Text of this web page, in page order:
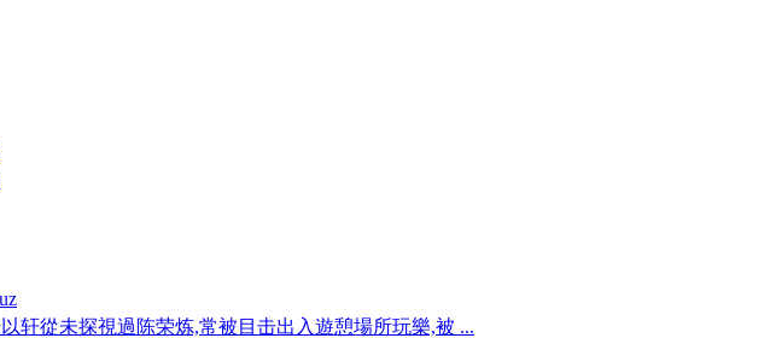
轩從未探視過陈荣炼,常被目击出入遊憩場所玩樂,被 ...